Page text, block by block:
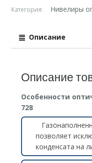
Категория: Нивелиры
Описание
Описание
Особенности
728
позволяет
конденсата на